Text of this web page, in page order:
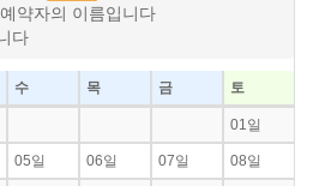
약자의 이름입니다
다
수 목 금 토
01일
05일 06일 07일 08일